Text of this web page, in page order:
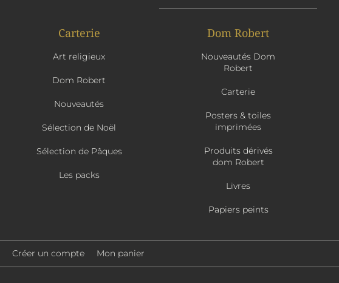
Carterie
Art religieux
Dom Robert
Nouveautés
Sélection de Noël
Sélection de Pâques
Les packs
Dom Robert
Nouveautés Dom
Robert
Carterie
Posters & toiles
imprimées
Produits dérivés
dom Robert
Livres
Papiers peints
Créer un compte Mon panier